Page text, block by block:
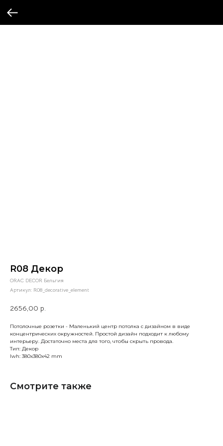
R08 Декор
ORAC DECOR Бельгия
Артикул: R08_decorative_element
2656,00 р.
Потолочные розетки - Маленький центр потолка с дизайном в виде
концентрических окружностей. Простой дизайн подходит к любому
интерьеру. Достаточно места для того, чтобы скрыть провода.
Тип: Декор
lwh: 380x380x42 mm
Смотрите также